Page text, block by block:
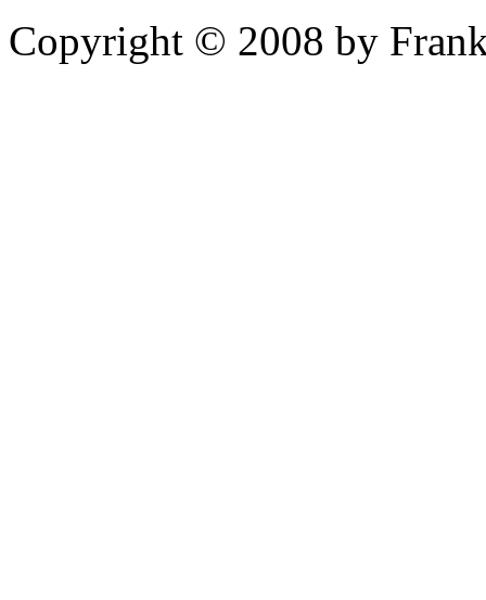
Copyright © 2008 by